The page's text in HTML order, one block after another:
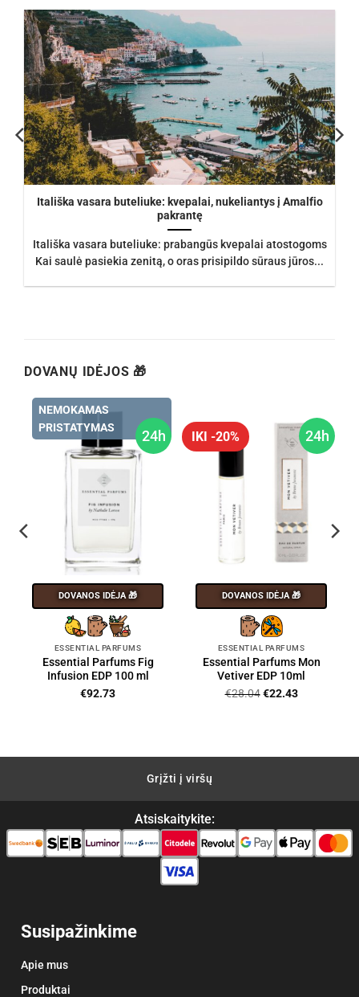
Itališka vasara buteliuke: kvepalai, nukeliantys į Amalfio
pakrantę
Itališka vasara buteliuke: prabangūs kvepalai atostogoms
Kai saulė pasiekia zenitą, o oras prisipildo sūraus jūros...
DOVANŲ IDĖJOS 🎁
24h
NEMOKAMAS
PRISTATYMAS
DOVANOS IDĖJA 🎁
ESSENTIAL PARFUMS
Essential Parfums Fig
Infusion EDP 100 ml
€92.73
24h
IKI -20%
DOVANOS IDĖJA 🎁
ESSENTIAL PARFUMS
Essential Parfums Mon
Vetiver EDP 10ml
€28.04 Original
€22.43Current
Grįžti į viršų
Atsiskaitykite:
Susipažinkime
Apie mus
Produktai